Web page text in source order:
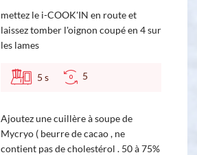
mettez le i-COOK'IN en route et
laissez tomber l'oignon coupé en 4 sur
les lames
5 s 5
Ajoutez une cuillère à soupe de
Mycryo ( beurre de cacao , ne
contient pas de cholestérol . 50 à 75%